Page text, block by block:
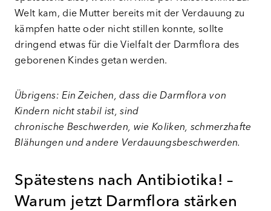
Welt kam, die Mutter bereits mit der Verdauung zu
kämpfen hatte oder nicht stillen konnte, sollte
dringend etwas für die Vielfalt der Darmflora des
geborenen Kindes getan werden.
Übrigens: Ein Zeichen, dass die Darmflora von
Kindern nicht stabil ist, sind
chronische Beschwerden, wie Koliken, schmerzhafte
Blähungen und andere Verdauungsbeschwerden.
Spätestens nach Antibiotika! –
Warum jetzt Darmflora stärken